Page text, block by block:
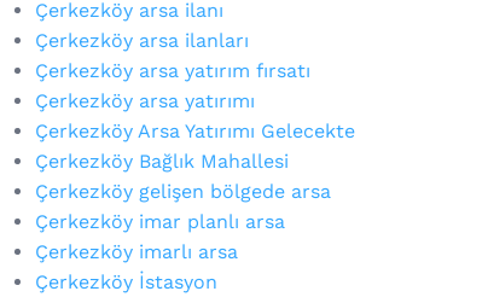
Çerkezköy arsa ilanı
Çerkezköy arsa ilanları
Çerkezköy arsa yatırım fırsatı
Çerkezköy arsa yatırımı
Çerkezköy Arsa Yatırımı Gelecekte
Çerkezköy Bağlık Mahallesi
Çerkezköy gelişen bölgede arsa
Çerkezköy imar planlı arsa
Çerkezköy imarlı arsa
Çerkezköy İstasyon